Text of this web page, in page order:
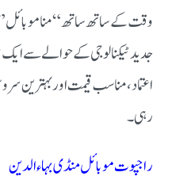
وقت کے ساتھ ساتھ “منا موبائل”
جدید ٹیکنالوجی کے حوالے سے
اعتماد، مناسب قیمت اور بہترین
رہی۔
راجپوت موبائل منڈی بہاءالدین